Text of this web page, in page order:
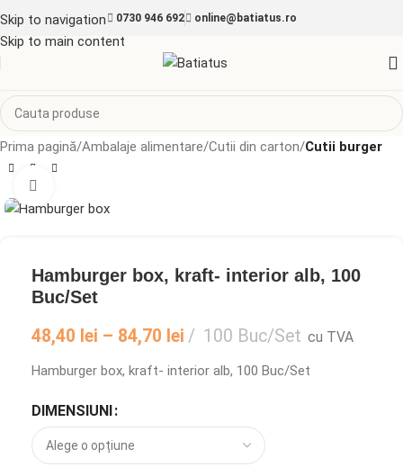
Skip to navigation
Skip to main content
0730 946 692 online@batiatus.ro
Prima pagină Ambalaje alimentare Cutii din carton Cutii burger
Hamburger box, kraft- interior alb, 100
Buc/Set
48,40 lei – 84,70 lei 100 Buc/Set cu TVA
Hamburger box, kraft- interior alb, 100 Buc/Set
DIMENSIUNI